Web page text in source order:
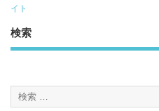
イト
検索